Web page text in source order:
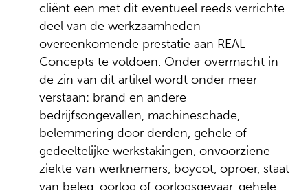
cliënt een met dit eventueel reeds verrichte
deel van de werkzaamheden
overeenkomende prestatie aan REAL
Concepts te voldoen. Onder overmacht in
de zin van dit artikel wordt onder meer
verstaan: brand en andere
bedrijfsongevallen, machineschade,
belemmering door derden, gehele of
gedeeltelijke werkstakingen, onvoorziene
ziekte van werknemers, boycot, oproer, staat
van beleg, oorlog of oorlogsgevaar, gehele